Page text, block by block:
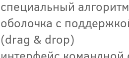
специальный
оболочка с
(drag & drop)